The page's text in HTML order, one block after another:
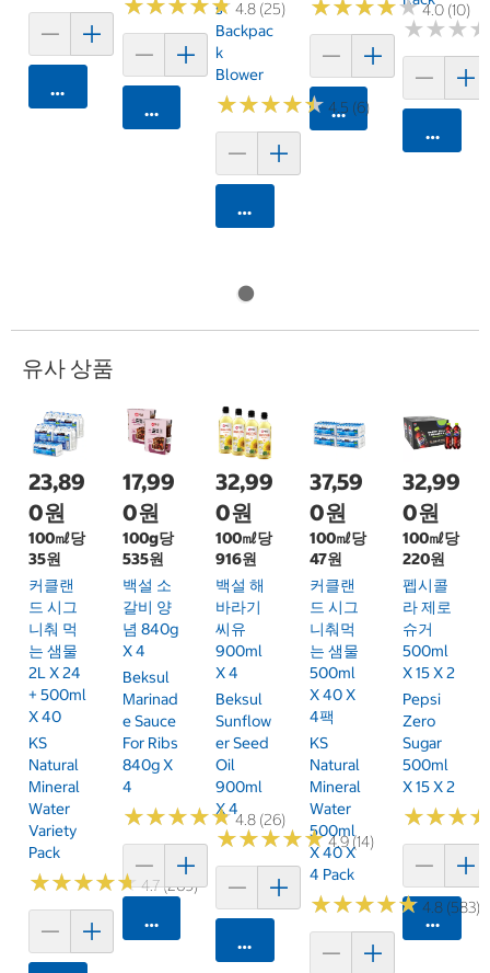
카트에 담기
★★★★★
★★★★★ 4.8 (25)
카트에 담기
S
Backpac
K
Blower
★★★★★
★★★★★ 4.5 (6)
카트에 담기
★★★★★
★★★★★4.0 (10)
카트에 담기
★★★
★★★
카트에
유사 상품
23,89
0원
100㎖당
35원
커클랜
드 시그
니춰 먹
는 샘물
2L X 24
+ 500ml
X 40
KS
Natural
Mineral
Water
Variety
Pack
★★★★★
★★★★★4.7 (269)
17,99
0원
100g당
535원
백설 소
갈비 양
념 840g
X 4
Beksul
Marinad
E Sauce
For Ribs
840g X
4
★★★★★
★★★★★4.8 (26)
카트에 담기
32,99
0원
100㎖당
916원
백설 해
바라기
씨유
900ml
X 4
Beksul
Sunflow
Er Seed
Oil
900ml
X 4
★★★★★
★★★★★4.9 (14)
카트에 담기
37,59
0원
100㎖당
47원
커클랜
드 시그
니춰먹
는 샘물
500ml
X 40 X
4팩
KS
Natural
Mineral
Water
500ml
X 40 X
4 Pack
★★★★★
★★★★★4.8 (583)
32,99
0원
100㎖당
220원
펩시콜
라 제로
슈거
500ml
X 15 X 2
Pepsi
Zero
Sugar
500ml
X 15 X 2
★★★
★★★
카트에